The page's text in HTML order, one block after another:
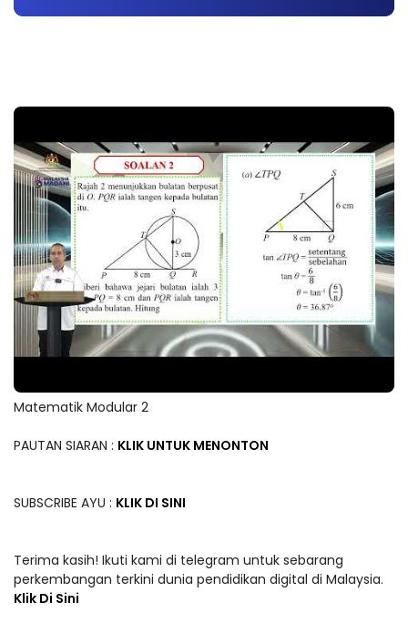
Matematik Modular 2
PAUTAN SIARAN : KLIK UNTUK MENONTON
SUBSCRIBE AYU : KLIK DI SINI
Terima kasih! Ikuti kami di telegram untuk sebarang
perkembangan terkini dunia pendidikan digital di Malaysia.
Klik Di Sini